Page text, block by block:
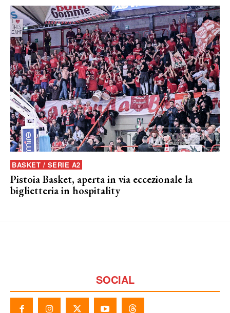
BASKET / SERIE A2
Pistoia Basket, aperta in via eccezionale la
biglietteria in hospitality
SOCIAL